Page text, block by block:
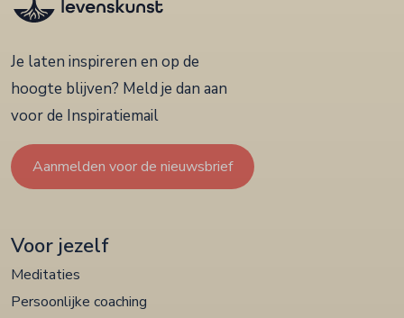
Je laten inspireren en op de
hoogte blijven? Meld je dan aan
voor de Inspiratiemail
Aanmelden voor de nieuwsbrief
Voor jezelf
Meditaties
Persoonlijke coaching